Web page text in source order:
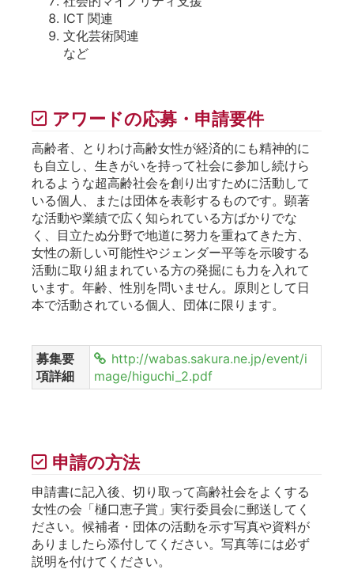
ICT 関連
文化芸術関連
など
アワードの応募・申請要件
高齢者、とりわけ高齢女性が経済的にも精神的に
も自立し、生きがいを持って社会に参加し続けら
れるような超高齢社会を創り出すために活動して
いる個人、または団体を表彰するものです。顕著
な活動や業績で広く知られている方ばかりでな
く、目立たぬ分野で地道に努力を重ねてきた方、
女性の新しい可能性やジェンダー平等を示唆する
活動に取り組まれている方の発掘にも力を入れて
います。年齢、性別を問いません。原則として日
本で活動されている個人、団体に限ります。
募集要
項詳細
http://wabas.sakura.ne.jp/event/i
mage/higuchi_2.pdf
申請の方法
申請書に記入後、切り取って高齢社会をよくする
女性の会「樋口恵子賞」実行委員会に郵送してく
ださい。候補者・団体の活動を示す写真や資料が
ありましたら添付してください。写真等には必ず
説明を付けてください。